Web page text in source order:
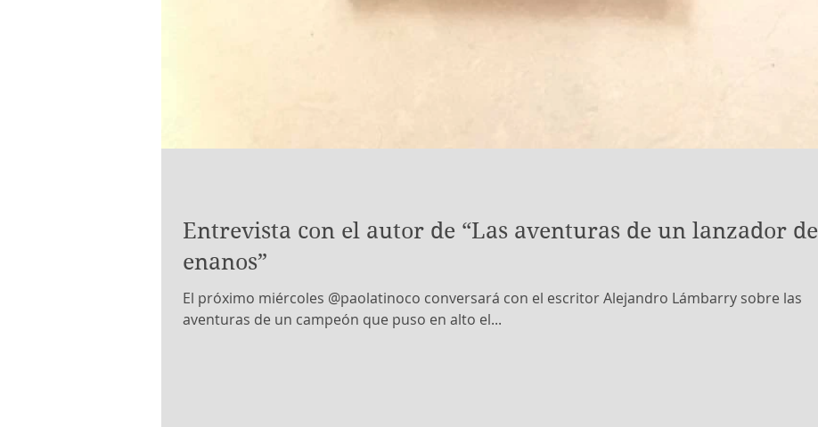
Entrevista con el autor de “Las aventuras de un lanzador de
enanos”
El próximo miércoles @paolatinoco conversará con el escritor Alejandro Lámbarry sobre las
aventuras de un campeón que puso en alto el...